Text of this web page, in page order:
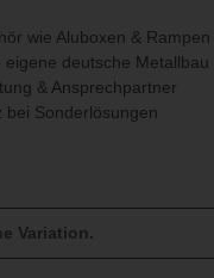
wie Aluboxen &
eigene deutsche Metallbau
& Ansprechpartner
bei Sonderlösungen
Variation.